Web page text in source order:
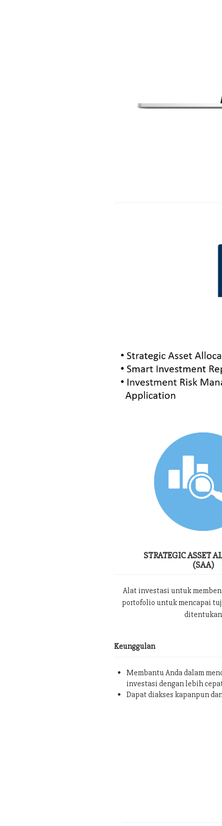
STRATEGIC ASSET
(SAA)
Alat investasi untuk
portofolio untuk mencapai
ditentukan
Keunggulan
Membantu Anda dalam
investasi dengan lebih
Dapat diakses kapanpun